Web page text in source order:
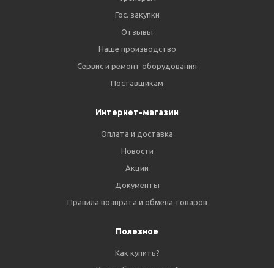
Гос. закупки
Отзывы
Наше производство
Сервис и ремонт оборудования
Поставщикам
Интернет-магазин
Оплата и доставка
Новости
Акции
Документы
Правила возврата и обмена товаров
Полезное
Как купить?